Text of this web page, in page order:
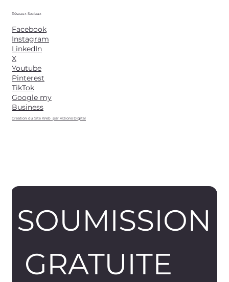
Réseaux Sociaux
Facebook
Instagram
LinkedIn
X
Youtube
Pinterest
TikTok
Google my
Business
Creation du Site Web par Vizions Digital
SOUMISSION
GRATUITE